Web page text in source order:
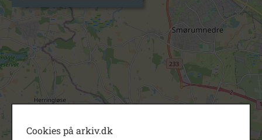
Cookies på arkiv.dk